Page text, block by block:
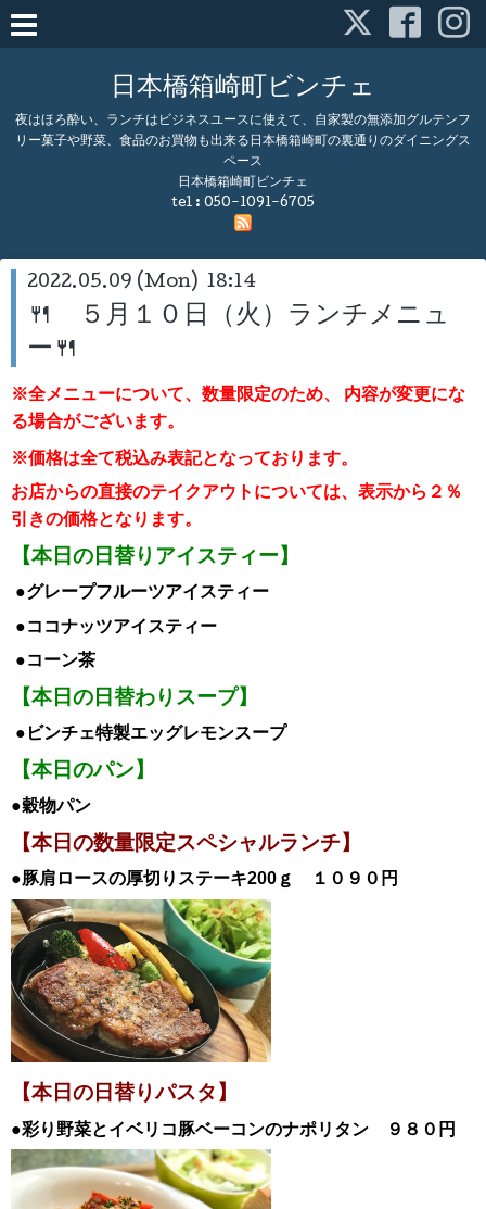
日本橋箱崎町ビンチェ
夜はほろ酔い、ランチはビジネスユースに使えて、自家製の無添加グルテンフ
リー菓子や野菜、食品のお買物も出来る日本橋箱崎町の裏通りのダイニングス
ペース
日本橋箱崎町ビンチェ
tel : 050-1091-6705
2022.05.09 (Mon) 18:14
🍴 ５月１０日（火）ランチメニュ
ー🍴
※全メニューについて、数量限定のため、
内容が変更にな
る場合がございます。
※価格は全て税込み表記となっております。
お店からの直接のテイクアウトについては、表示から２％
引きの価格となります。
【本日の日替りアイスティー】
●グレープフルーツアイスティー
●ココナッツアイスティー
●コーン茶
【本日の日替わりスープ】
●ビンチェ特製エッグレモンスープ
【本日のパン】
●穀物パン
【本日の数量限定スペシャルランチ】
●豚肩ロースの厚切りステーキ200ｇ １０９０ 円
【本日の日替りパスタ】
●彩り野菜とイベリコ豚ベーコンのナポリタン ９８０円